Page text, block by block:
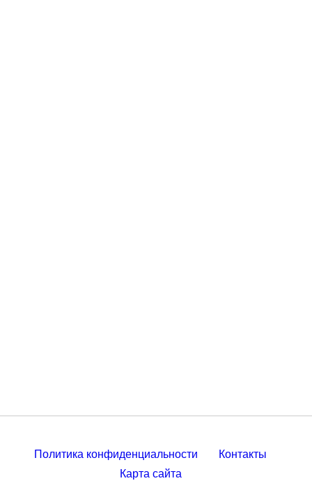
Политика конфиденциальности
Контакты
Карта сайта